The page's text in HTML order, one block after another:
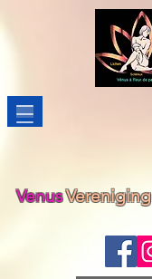
VenusVereniging